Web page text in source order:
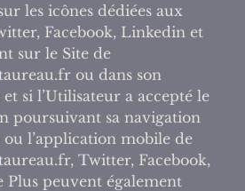
les icônes dédiées aux
Facebook, Linkedin et
sur le Site de
ou dans son
si l’Utilisateur a accepté le
poursuivant sa navigation
l’application mobile de
Twitter, Facebook,
Plus peuvent également